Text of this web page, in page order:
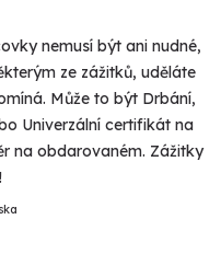
nemusí být ani nudné,
ze zážitků, uděláte
Může to být Drbání,
Univerzální certifikát na
na obdarovaném. Zážitky